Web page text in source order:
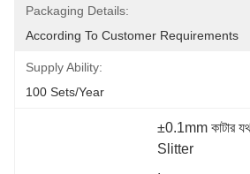
Packaging Details:
According To Customer Requirements
Supply Ability:
100 Sets/year
±0.1mm কাটার
Slitter
,